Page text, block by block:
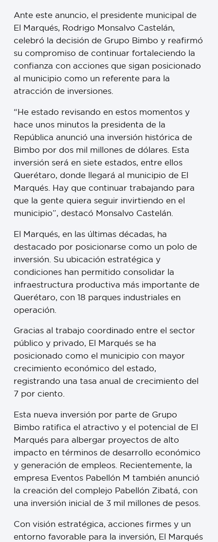
Ante este anuncio, el presidente municipal de
El Marqués, Rodrigo Monsalvo Castelán,
celebró la decisión de Grupo Bimbo y reafirmó
su compromiso de continuar fortaleciendo la
confianza con acciones que sigan posicionado
al municipio como un referente para la
atracción de inversiones.
“He estado revisando en estos momentos y
hace unos minutos la presidenta de la
República anunció una inversión histórica de
Bimbo por dos mil millones de dólares. Esta
inversión será en siete estados, entre ellos
Querétaro, donde llegará al municipio de El
Marqués. Hay que continuar trabajando para
que la gente quiera seguir invirtiendo en el
municipio”, destacó Monsalvo Castelán.
El Marqués, en las últimas décadas, ha
destacado por posicionarse como un polo de
inversión. Su ubicación estratégica y
condiciones han permitido consolidar la
infraestructura productiva más importante de
Querétaro, con 18 parques industriales en
operación.
Gracias al trabajo coordinado entre el sector
público y privado, El Marqués se ha
posicionado como el municipio con mayor
crecimiento económico del estado,
registrando una tasa anual de crecimiento del
7 por ciento.
Esta nueva inversión por parte de Grupo
Bimbo ratifica el atractivo y el potencial de El
Marqués para albergar proyectos de alto
impacto en términos de desarrollo económico
y generación de empleos. Recientemente, la
empresa Eventos Pabellón M también anunció
la creación del complejo Pabellón Zibatá, con
una inversión inicial de 3 mil millones de pesos.
Con visión estratégica, acciones firmes y un
entorno favorable para la inversión, El Marqués